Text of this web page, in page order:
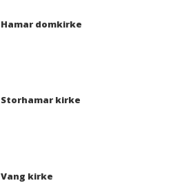
Hamar domkirke
Storhamar kirke
Vang kirke